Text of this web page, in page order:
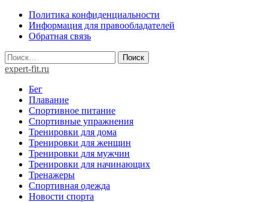
Skip
content
Политика конфиденциальности
Информация для правообладателей
Обратная связь
Найти:
expert-fit.ru
Бег
Плавание
Спортивное питание
Спортивные упражнения
Тренировки для дома
Тренировки для женщин
Тренировки для мужчин
Тренировки для начинающих
Тренажеры
Спортивная одежда
Новости спорта